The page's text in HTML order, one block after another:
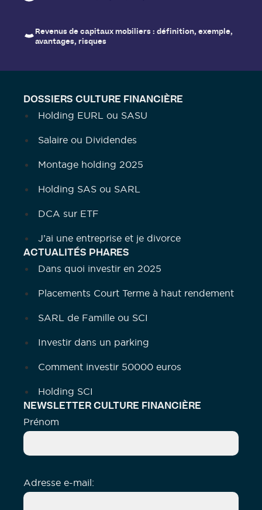
Revenus de capitaux mobiliers : définition, exemple,
avantages, risques
DOSSIERS CULTURE FINANCIÈRE
Holding EURL ou SASU
Salaire ou Dividendes
Montage holding 2025
Holding SAS ou SARL
DCA sur ETF
J’ai une entreprise et je divorce
ACTUALITÉS PHARES
Dans quoi investir en 2025
Placements Court Terme à haut rendement
SARL de Famille ou SCI
Investir dans un parking
Comment investir 50000 euros
Holding SCI
NEWSLETTER CULTURE FINANCIÈRE
Prénom
Adresse e-mail: